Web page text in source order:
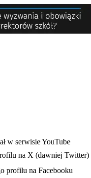
karcie
w serwisie YouTube
na X (dawniej Twitter)
karcie
profilu na Facebooku